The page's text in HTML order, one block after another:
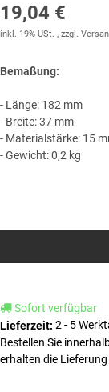
19,04 €
inkl. 19% USt. , zzgl.
Bemaßung:
- Länge: 182 mm
- Breite: 37 mm
- Materialstärke: 15
- Gewicht: 0,2 kg
Sofort verfügbar
Lieferzeit: 2 - 5
Bestellen Sie
erhalten die